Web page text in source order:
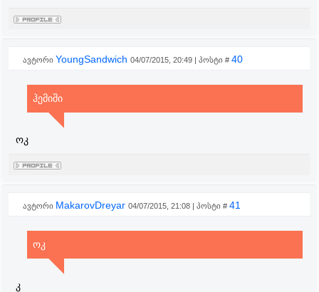
ავტორი YoungSandwich 04/07/2015, 20:49 | პოსტი # 40
ჰემიში
ოკ
ავტორი MakarovDreyar 04/07/2015, 21:08 | პოსტი # 41
ოკ
კ